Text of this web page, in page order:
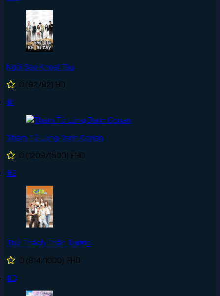
Ngôi Sao Khoai Tây
0 (92/92) HD
#1
Thám Tử Lừng Danh Conan
0 (1209/1500) FHD
#2
Thử Thách Thần Tượng
0 (814/1000) FHD
#3